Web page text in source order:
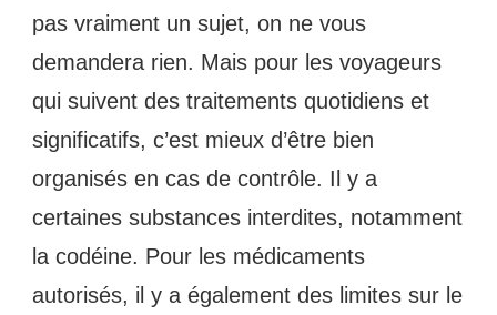
pas vraiment un sujet, on ne vous
demandera rien. Mais pour les voyageurs
qui suivent des traitements quotidiens et
significatifs, c’est mieux d’être bien
organisés en cas de contrôle. Il y a
certaines substances interdites, notamment
la codéine. Pour les médicaments
autorisés, il y a également des limites sur le